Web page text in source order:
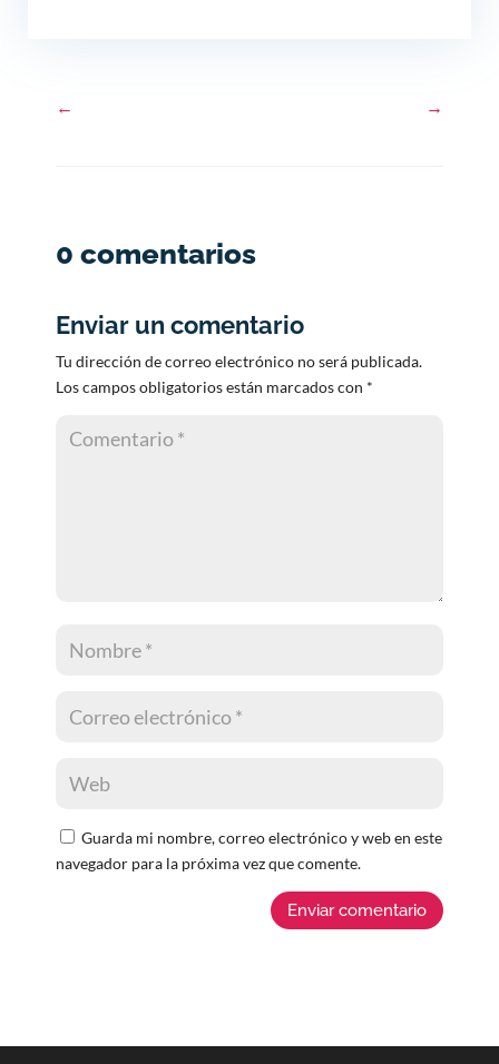
← →
0 comentarios
Enviar un comentario
Tu dirección de correo electrónico no será publicada.
Los campos obligatorios están marcados con *
Guarda mi nombre, correo electrónico y web en este
navegador para la próxima vez que comente.
Enviar comentario